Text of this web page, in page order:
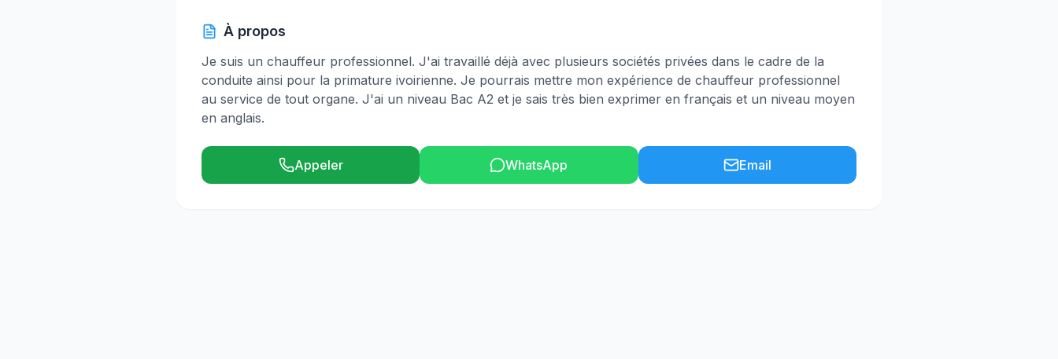
À propos
Je suis un chauffeur professionnel. J'ai travaillé déjà avec plusieurs sociétés privées dans le cadre de la
conduite ainsi pour la primature ivoirienne. Je pourrais mettre mon expérience de chauffeur professionnel
au service de tout organe. J'ai un niveau Bac A2 et je sais très bien exprimer en français et un niveau moyen
en anglais.
Appeler WhatsApp Email